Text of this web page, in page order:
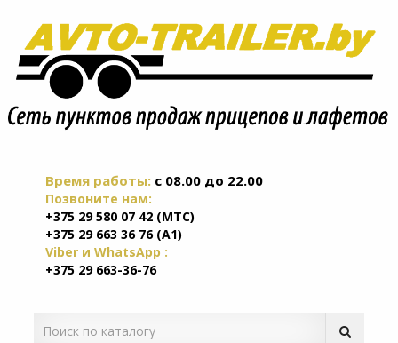
Время работы: c 08.00 до 22.00
Позвоните нам:
+375 29 580 07 42 (МТС)
+375 29 663 36 76 (А1)
Viber и WhatsApp :
+375 29 663-36-76